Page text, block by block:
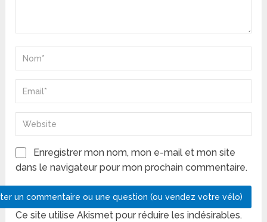
Enregistrer mon nom, mon e-mail et mon site
dans le navigateur pour mon prochain commentaire.
Ce site utilise Akismet pour réduire les indésirables.